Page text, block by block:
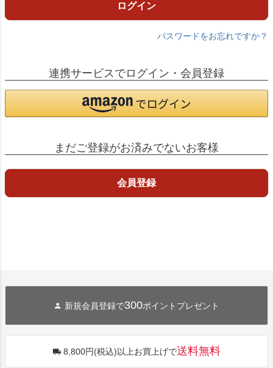
ログイン
パスワードをお忘れですか？
連携サービスでログイン・会員登録
まだご登録がお済みでないお客様
会員登録
新規会員登録で300ポイントプレゼント
8,800円(税込)以上お買上げで送料無料